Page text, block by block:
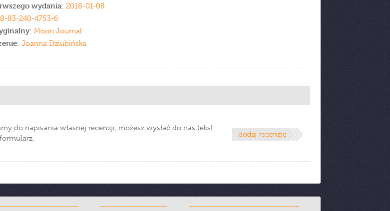
wydania: 2018-01-08
83-240-4753-6
Moon Journal
Joanna Dziubińska
do napisania własnej recenzji, możesz wysłać do nas tekst